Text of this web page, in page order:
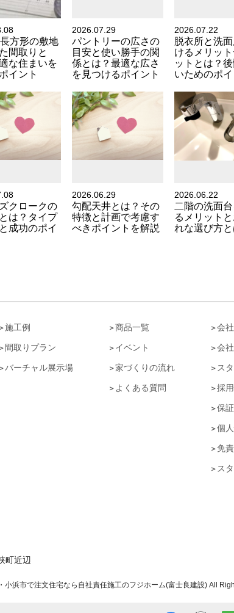
方形の敷地
間取りと
な住まいを
イント
2026.07.29
パントリーの広さの
目安と使い勝手の関
係とは？最適な広さ
を見つけるポイント
2026.07.22
脱衣所と洗
けるメリッ
ットとは？
いためのポ
クロークの
は？タイプ
成功のポイ
2026.06.29
勾配天井とは？その
特徴と計画で考慮す
べきポイントを解説
2026.06.22
二階の洗面
るメリット
れな選び方
施工例
間取りプラン
バーチャル展示場
商品一覧
イベント
家づくりの流れ
よくある質問
会
会
ス
採
保
個
免
ス
町近辺
浜市で注文住宅なら自社責任施工のフジホーム(富士良建設) All